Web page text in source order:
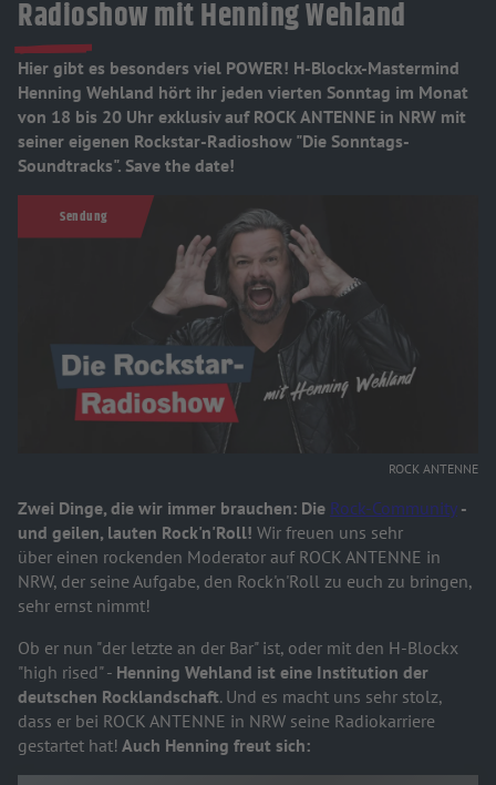
Radioshow mit Henning Wehland
Hier gibt es besonders viel POWER! H-Blockx-Mastermind
Henning Wehland hört ihr jeden vierten Sonntag im Monat
von 18 bis 20 Uhr exklusiv auf ROCK ANTENNE in NRW mit
seiner eigenen Rockstar-Radioshow "Die Sonntags-
Soundtracks". Save the date!
Sendung
ROCK ANTENNE
Zwei Dinge, die wir immer brauchen: Die Rock-Community -
und geilen, lauten Rock'n'Roll! Wir freuen uns sehr
über einen rockenden Moderator auf ROCK ANTENNE in
NRW, der seine Aufgabe, den Rock'n'Roll zu euch zu bringen,
sehr ernst nimmt!
Ob er nun "der letzte an der Bar" ist, oder mit den H-Blockx
"high rised" - Henning Wehland ist eine Institution der
deutschen Rocklandschaft. Und es macht uns sehr stolz,
dass er bei ROCK ANTENNE in NRW seine Radiokarriere
gestartet hat! Auch Henning freut sich: